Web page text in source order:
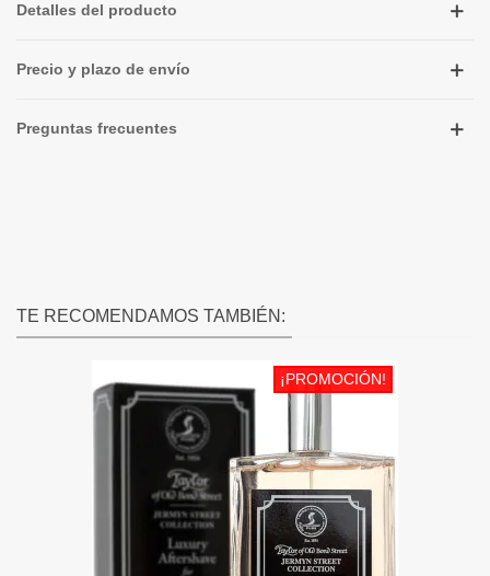
Detalles del producto
Precio y plazo de envío
Preguntas frecuentes
TE RECOMENDAMOS TAMBIÉN:
¡PROMOCIÓN!